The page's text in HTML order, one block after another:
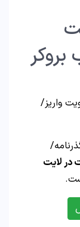
واریز/
در لایت